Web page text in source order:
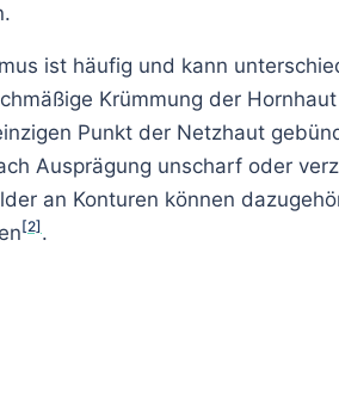
ist häufig und kann
Krümmung der
Punkt der Netzhaut
Ausprägung unscharf oder
an Konturen können
[2] .